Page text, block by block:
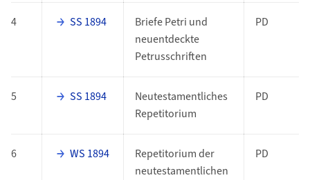
4 SS 1894
Briefe Petri und
neuentdeckte
Petrusschriften
PD
5 SS 1894
Neutestamentliches
Repetitorium
PD
6 WS 1894
Repetitorium der
neutestamentlichen
PD